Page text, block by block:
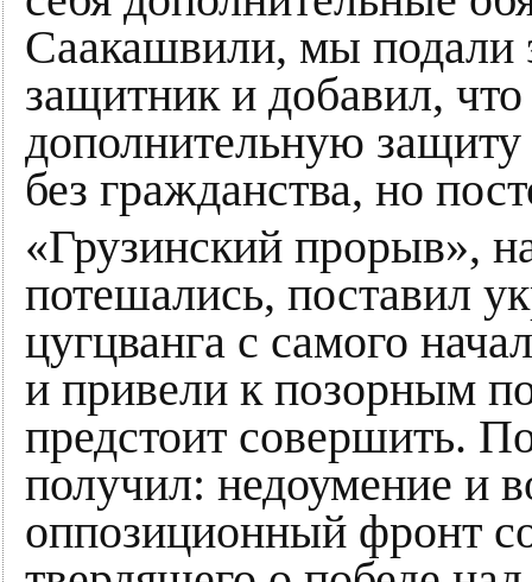
Саакашвили, мы подали
защитник и добавил,
дополнительную
без гражданства, но
«Грузинский прорыв»,
потешались, поставил
цугцванга с самого
и привели к позорным
предстоит совершить.
получил: недоумение и
оппозиционный фронт